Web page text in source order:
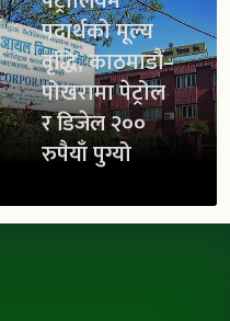
पदार्थको मूल्य
वृद्धि, काठमाडौं–
पोखरामा पेट्रोल
र डिजेल २००
रुपैयाँ पुग्यो